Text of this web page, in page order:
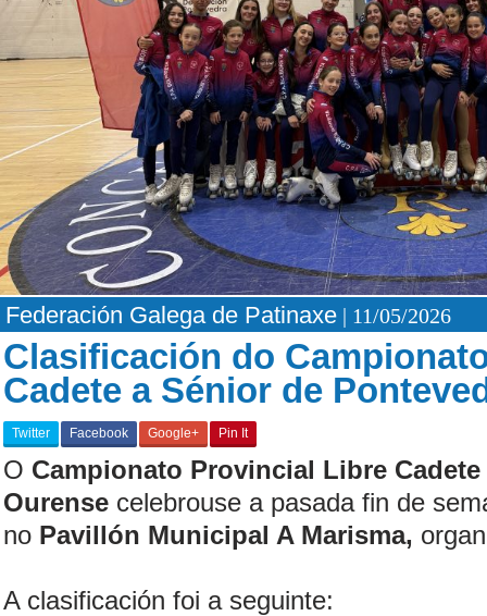
Federación Galega de Patinaxe | 11/05/2026
Clasificación do
Cadete a Sénior de
Twitter Facebook Google+ Pin It
O Campionato Provincial Libre
Ourense celebrouse a pasada fin de
no Pavillón Municipal A Marisma,
A clasificación foi a seguinte: